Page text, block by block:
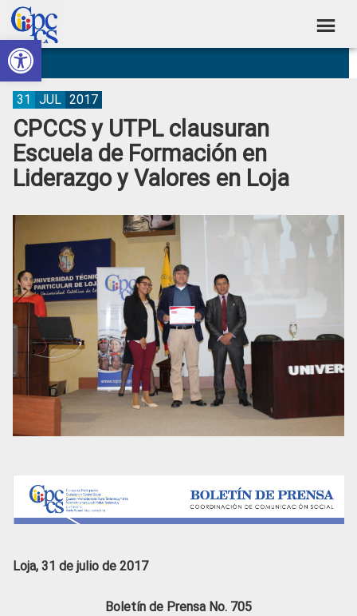
Abrir barra de herramientas
Skip
to
primary
navigation
Skip
to
main
content
Skip
to
primary
sidebar
Skip
to
footer
Consejo
de
Participación
Ciudadana
Control
Social
Construyendo
Poder
Ciudadano
CPCCS y UTPL clausuran
Escuela de Formación en
Liderazgo y Valores en Loja
31 JUL 2017
Loja, 31 de julio de 2017
Boletín de Prensa No. 705